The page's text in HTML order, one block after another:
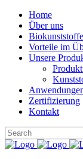
Home
Über uns
Biokunststoffe
Vorteile im
Unsere
Zertifizierung
Kontakt